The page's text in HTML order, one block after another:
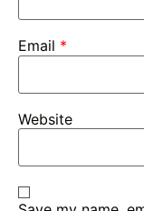
Email *
Website